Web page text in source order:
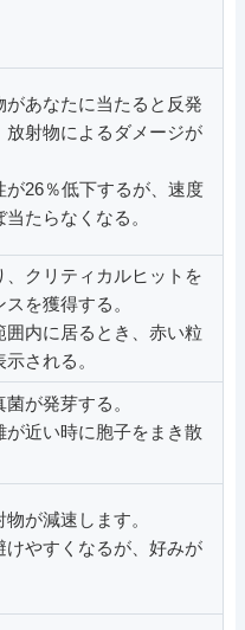
あなたに当たると反発
放射物によるダメージが
が26％低下するが、速度
たらなくなる。
クリティカルヒットを
を獲得する。
囲内に居るとき、赤い粒
される。
が発芽する。
が近い時に胞子をまき散
が減速します。
けやすくなるが、好みが